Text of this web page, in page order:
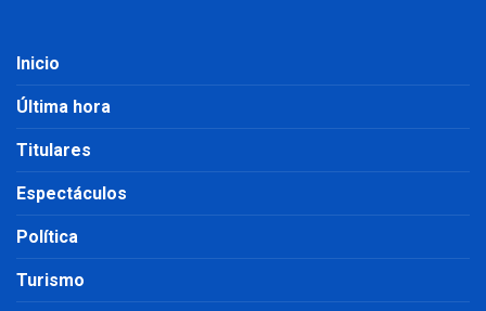
Inicio
Última hora
Titulares
Espectáculos
Política
Turismo